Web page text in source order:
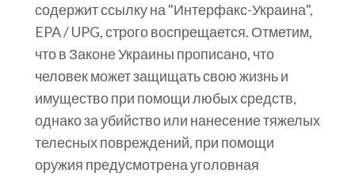
содержит ссылку на "Интерфакс-Украина",
EPA / UPG, строго воспрещается. Отметим,
что в Законе Украины прописано, что
человек может защищать свою жизнь и
имущество при помощи любых средств,
однако за убийство или нанесение тяжелых
телесных повреждений, при помощи
оружия предусмотрена уголовная